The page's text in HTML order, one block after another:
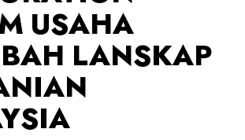
USAHA
LANSKAP